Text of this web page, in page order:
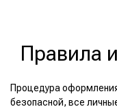
Правила
Процедура
безопасной, все